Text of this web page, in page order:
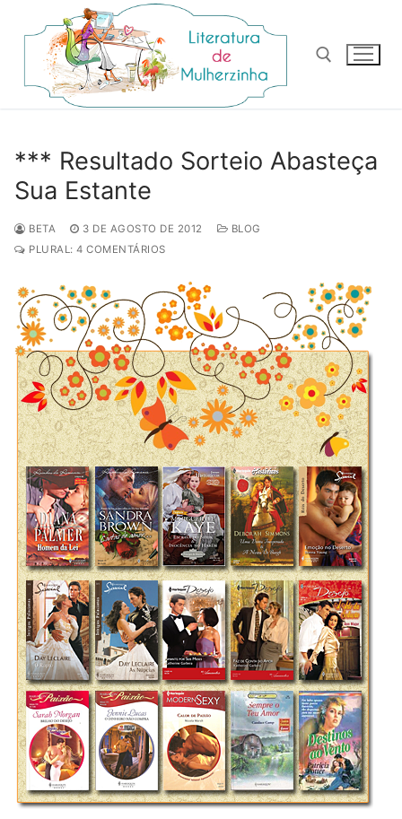
para
conteúdo
*** Resultado Sorteio Abasteça
Sua Estante
BETA 3 DE AGOSTO DE 2012
BLOG
PLURAL: 4 COMENTÁRIOS